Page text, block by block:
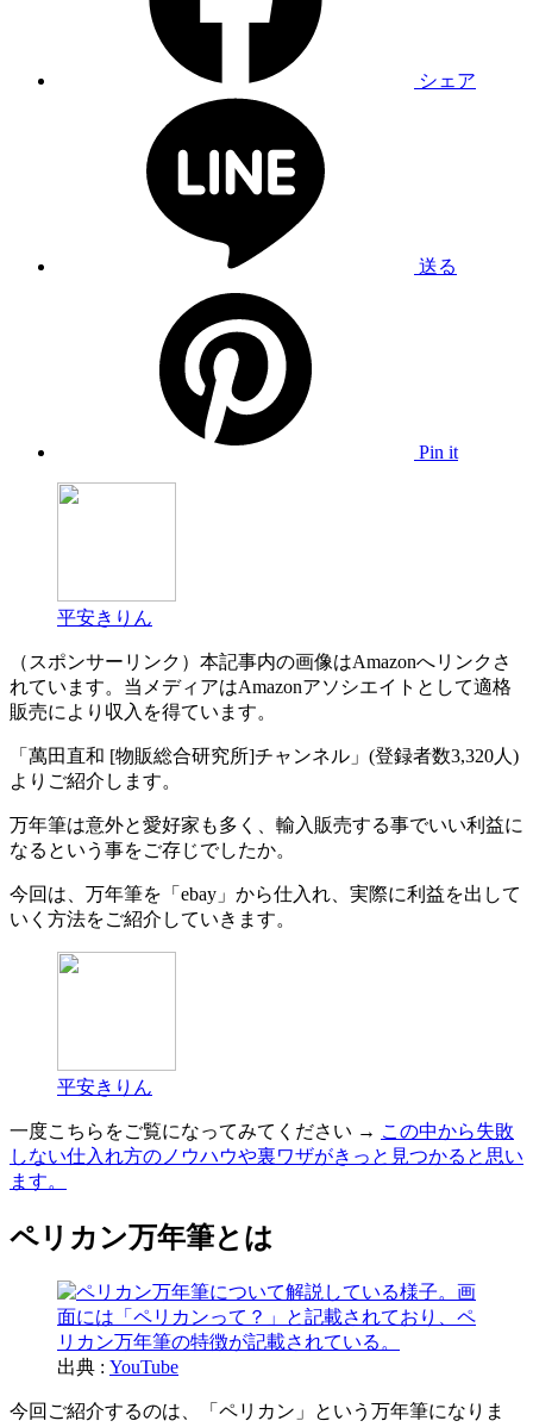
シェア
送る
Pin it
平安きりん
（スポンサーリンク）本記事内の画像はAmazonへリンクさ
れています。当メディアはAmazonアソシエイトとして適格
販売により収入を得ています。
「萬田直和 [物販総合研究所]チャンネル」(登録者数3,320人)
よりご紹介します。
万年筆は意外と愛好家も多く、輸入販売する事でいい利益に
なるという事をご存じでしたか。
今回は、万年筆を「ebay」から仕入れ、実際に利益を出して
いく方法をご紹介していきます。
平安きりん
一度こちらをご覧になってみてください → この中から失敗
しない仕入れ方のノウハウや裏ワザがきっと見つかると思い
ます。
ペリカン万年筆とは
出典 : YouTube
今回ご紹介するのは、「ペリカン」という万年筆になりま